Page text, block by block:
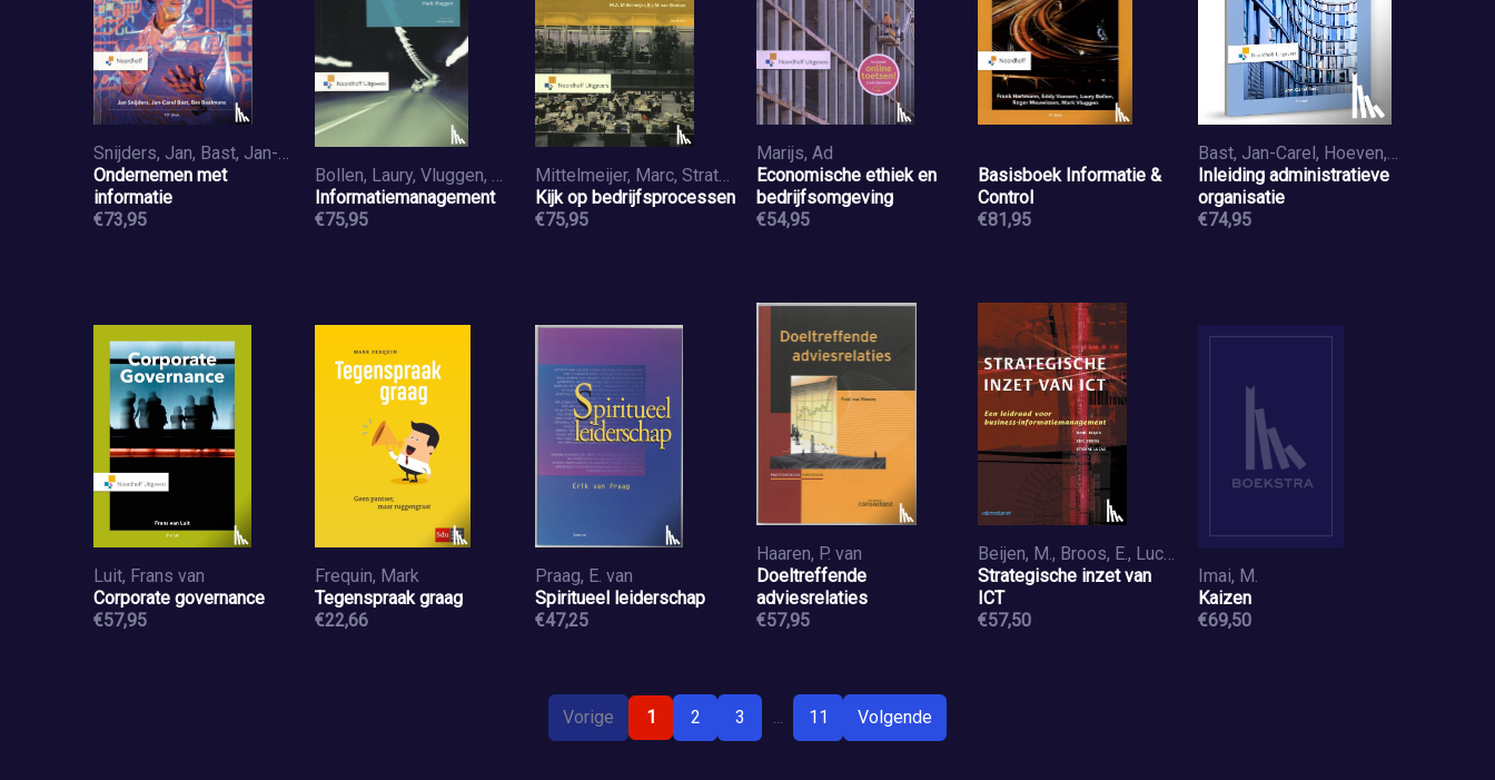
Snijders, Jan, Bast, Jan-Carel, Baalmans, Bas
Ondernemen met
informatie
€73,95
Bollen, Laury, Vluggen, Mark
Informatiemanagement
€75,95
Mittelmeijer, Marc, Stratum, Rob van
Kijk op bedrijfsprocessen
€75,95
Marijs, Ad
Economische ethiek en
bedrijfsomgeving
€54,95
Basisboek Informatie &
Control
€81,95
Bast, Jan-Carel, Hoeven, Hans van der
Inleiding administratieve
organisatie
€74,95
Luit, Frans van
Corporate governance
€57,95
Frequin, Mark
Tegenspraak graag
€22,66
Praag, E. van
Spiritueel leiderschap
€47,25
Haaren, P. van
Doeltreffende
adviesrelaties
€57,95
Beijen, M., Broos, E., Lucas, E.
Strategische inzet van
ICT
€57,50
Imai, M.
Kaizen
€69,50
Vorige 1 2 3 ... 11 Volgende